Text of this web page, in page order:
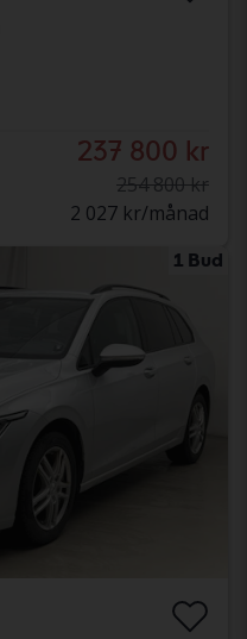
237 800 kr
254 800 kr
2 027 kr/månad
1 Bud